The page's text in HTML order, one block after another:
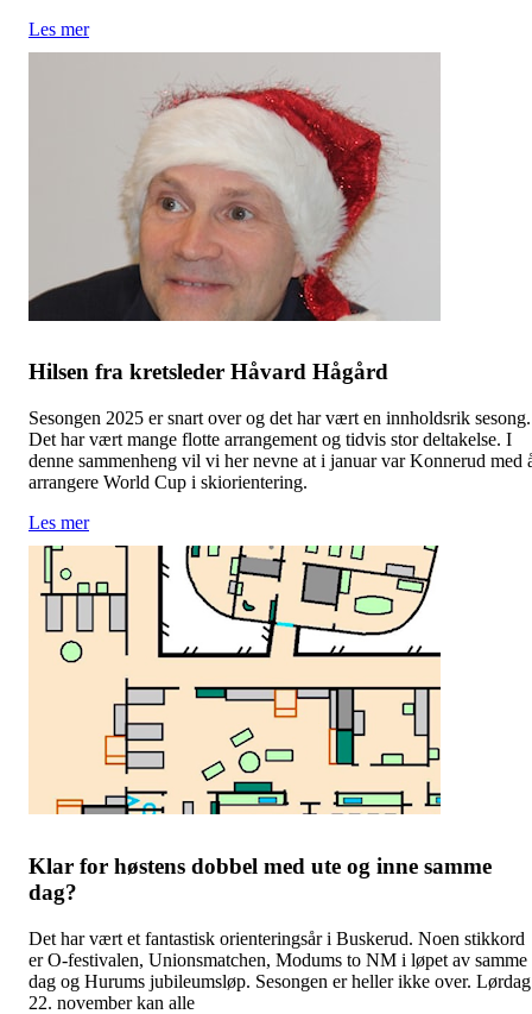
Les mer
Hilsen fra kretsleder Håvard Hågård
Sesongen 2025 er snart over og det har vært en innholdsrik sesong.
Det har vært mange flotte arrangement og tidvis stor deltakelse. I
denne sammenheng vil vi her nevne at i januar var Konnerud med
arrangere World Cup i skiorientering.
Les mer
Klar for høstens dobbel med ute og inne samme
dag?
Det har vært et fantastisk orienteringsår i Buskerud. Noen stikkord
er O-festivalen, Unionsmatchen, Modums to NM i løpet av samme
dag og Hurums jubileumsløp. Sesongen er heller ikke over. Lørdag
22. november kan alle